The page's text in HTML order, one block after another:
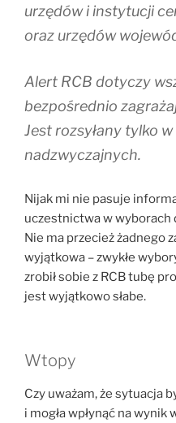
urzędów i instytucji
oraz urzędów
Alert RCB dotyczy
bezpośrednio
Jest rozsyłany tylko
nadzwyczajnych.
Nijak mi nie pasuje
uczestnictwa w wyborach
Nie ma przecież żadnego
wyjątkowa – zwykłe
zrobił sobie z RCB tubę
jest wyjątkowo słabe.
Wtopy
Czy uważam, że sytuacja
i mogła wpłynąć na